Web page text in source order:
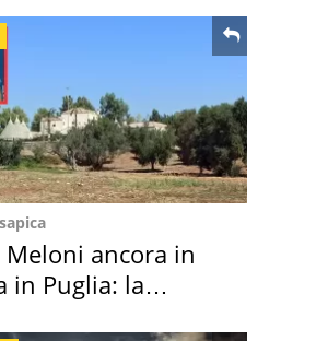
Meloni ancora in
in Puglia: la